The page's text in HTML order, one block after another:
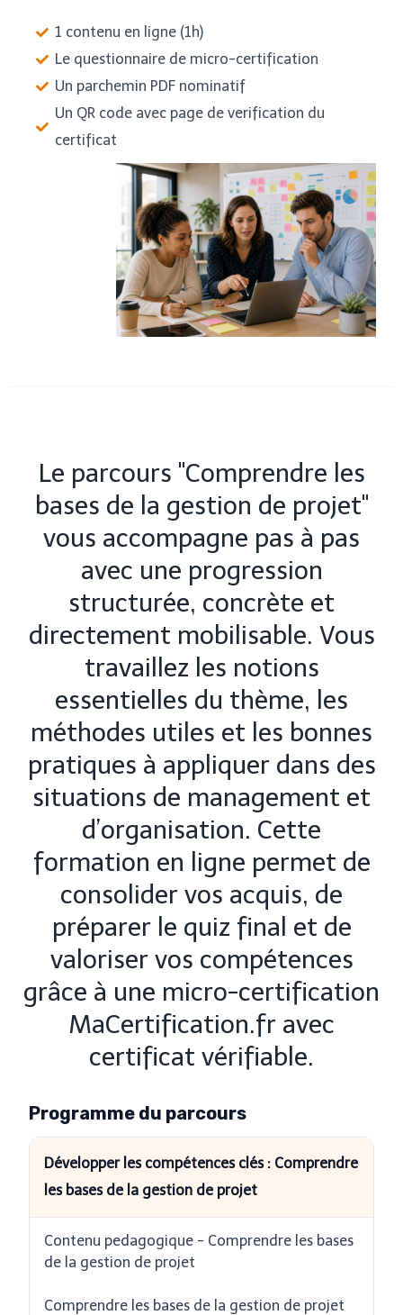
1 contenu en ligne (1h)
Le questionnaire de micro-certification
Un parchemin PDF nominatif
Un QR code avec page de verification du
certificat
Le parcours "Comprendre les
bases de la gestion de projet"
vous accompagne pas à pas
avec une progression
structurée, concrète et
directement mobilisable. Vous
travaillez les notions
essentielles du thème, les
méthodes utiles et les bonnes
pratiques à appliquer dans des
situations de management et
d’organisation. Cette
formation en ligne permet de
consolider vos acquis, de
préparer le quiz final et de
valoriser vos compétences
grâce à une micro-certification
MaCertification.fr avec
certificat vérifiable.
Programme du parcours
Développer les compétences clés : Comprendre
les bases de la gestion de projet
Contenu pedagogique - Comprendre les bases
de la gestion de projet
Comprendre les bases de la gestion de projet